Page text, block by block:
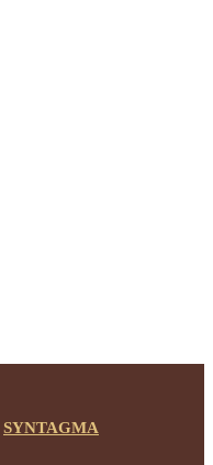
SYNTAGMA